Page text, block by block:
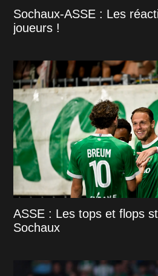
Sochaux-ASSE : Les
joueurs !
ASSE : Les tops et flops
Sochaux